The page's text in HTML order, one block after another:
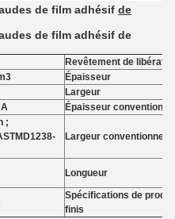
de film adhésif de
de film adhésif de
Revêtement de
Épaisseur
Largeur
Épaisseur
;
Largeur conventionnelle
Longueur
Spécifications de
finis